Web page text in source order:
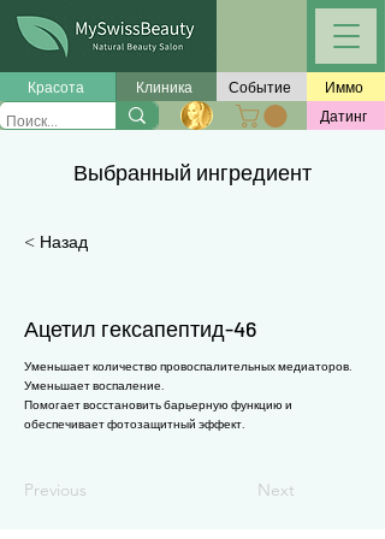
Красота Клиника Событие
Иммо
Датинг
Выбранный ингредиент
< Назад
Ацетил гексапептид-46
Уменьшает количество провоспалительных медиаторов.
Уменьшает воспаление.
Помогает восстановить барьерную функцию и
обеспечивает фотозащитный эффект.
Previous Next